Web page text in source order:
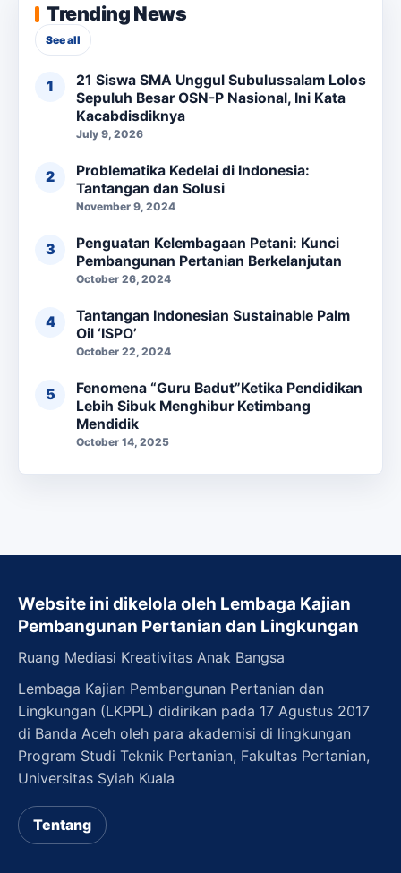
Trending News
See all
21 Siswa SMA Unggul Subulussalam Lolos
Sepuluh Besar OSN-P Nasional, Ini Kata
Kacabdisdiknya
July 9, 2026
Problematika Kedelai di Indonesia:
Tantangan dan Solusi
November 9, 2024
Penguatan Kelembagaan Petani: Kunci
Pembangunan Pertanian Berkelanjutan
October 26, 2024
Tantangan Indonesian Sustainable Palm
Oil ‘ISPO’
October 22, 2024
Fenomena “Guru Badut”Ketika Pendidikan
Lebih Sibuk Menghibur Ketimbang
Mendidik
October 14, 2025
Website ini dikelola oleh Lembaga Kajian
Pembangunan Pertanian dan Lingkungan
Ruang Mediasi Kreativitas Anak Bangsa
Lembaga Kajian Pembangunan Pertanian dan
Lingkungan (LKPPL) didirikan pada 17 Agustus 2017
di Banda Aceh oleh para akademisi di lingkungan
Program Studi Teknik Pertanian, Fakultas Pertanian,
Universitas Syiah Kuala
Tentang